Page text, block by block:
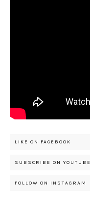
LIKE ON FACEBOOK
SUBSCRIBE ON YOUTUBE
FOLLOW ON INSTAGRAM